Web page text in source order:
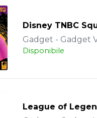
Disney TNBC
Gadget - Gadget
Disponibile
League of